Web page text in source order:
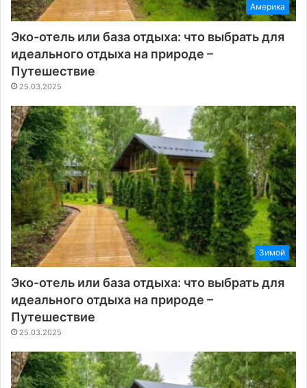
Америка
Эко-отель или база отдыха: что выбрать для
идеального отдыха на природе –
Путешествие
25.03.2025
Зимой
Эко-отель или база отдыха: что выбрать для
идеального отдыха на природе –
Путешествие
25.03.2025